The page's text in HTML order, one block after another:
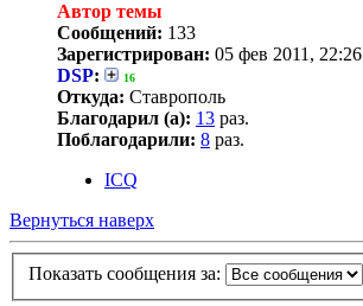
Автор темы
Сообщений: 133
Зарегистрирован: 05 фев 2011, 22:26
DSP: 16
Откуда: Ставрополь
Благодарил (а): 13 раз.
Поблагодарили: 8 раз.
ICQ
Вернуться наверх
Показать сообщения за: